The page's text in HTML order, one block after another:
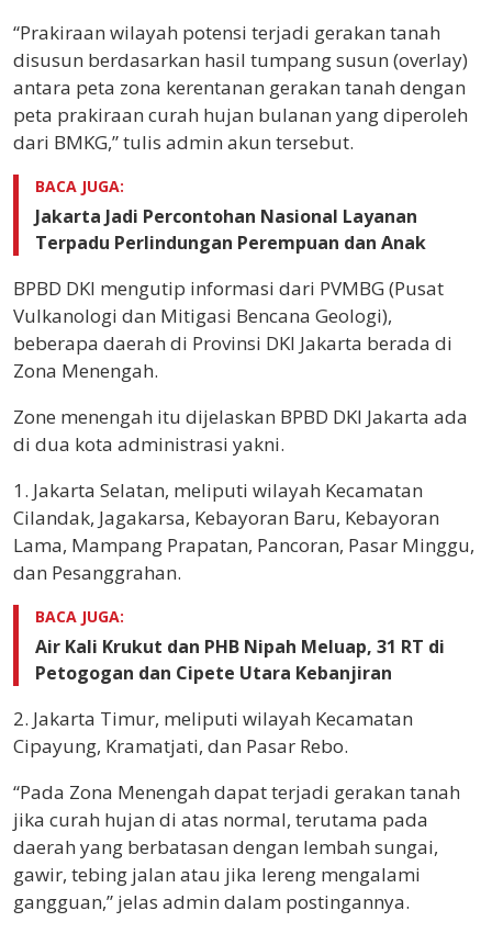
“Prakiraan wilayah potensi terjadi gerakan tanah
disusun berdasarkan hasil tumpang susun (overlay)
antara peta zona kerentanan gerakan tanah dengan
peta prakiraan curah hujan bulanan yang diperoleh
dari BMKG,” tulis admin akun tersebut.
BACA JUGA:
Jakarta Jadi Percontohan Nasional Layanan
Terpadu Perlindungan Perempuan dan Anak
BPBD DKI mengutip informasi dari PVMBG (Pusat
Vulkanologi dan Mitigasi Bencana Geologi),
beberapa daerah di Provinsi DKI Jakarta berada di
Zona Menengah.
Zone menengah itu dijelaskan BPBD DKI Jakarta ada
di dua kota administrasi yakni.
1. Jakarta Selatan, meliputi wilayah Kecamatan
Cilandak, Jagakarsa, Kebayoran Baru, Kebayoran
Lama, Mampang Prapatan, Pancoran, Pasar Minggu,
dan Pesanggrahan.
BACA JUGA:
Air Kali Krukut dan PHB Nipah Meluap, 31 RT di
Petogogan dan Cipete Utara Kebanjiran
2. Jakarta Timur, meliputi wilayah Kecamatan
Cipayung, Kramatjati, dan Pasar Rebo.
“Pada Zona Menengah dapat terjadi gerakan tanah
jika curah hujan di atas normal, terutama pada
daerah yang berbatasan dengan lembah sungai,
gawir, tebing jalan atau jika lereng mengalami
gangguan,” jelas admin dalam postingannya.